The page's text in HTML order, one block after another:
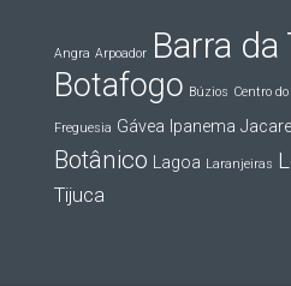
Angra Arpoador Barra da
Botafogo Búzios Centro do
Freguesia Gávea Ipanema
Botânico
Lagoa Laranjeiras
Tijuca